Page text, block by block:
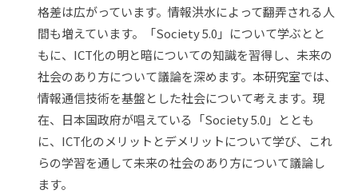
格差は広がっています。情報洪水によって翻弄される人
間も増えています。「Society 5.0」について学ぶとと
もに、ICT化の明と暗についての知識を習得し、未来の
社会のあり方について議論を深めます。本研究室では、
情報通信技術を基盤とした社会について考えます。現
在、日本国政府が唱えている「Society 5.0」ととも
に、ICT化のメリットとデメリットについて学び、これ
らの学習を通して未来の社会のあり方について議論し
ます。